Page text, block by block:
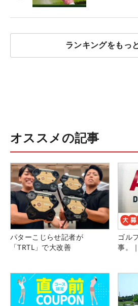
ランキングをもっ
オススメの記事
パターこじらせ記者が
「TRTL」で大改善
ゴル
事。